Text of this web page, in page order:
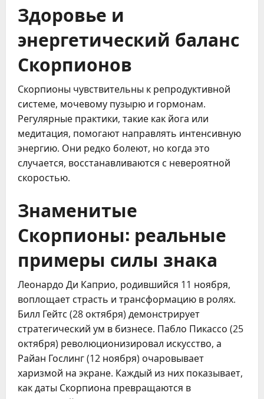
Здоровье и
энергетический баланс
Скорпионов
Скорпионы чувствительны к репродуктивной
системе, мочевому пузырю и гормонам.
Регулярные практики, такие как йога или
медитация, помогают направлять интенсивную
энергию. Они редко болеют, но когда это
случается, восстанавливаются с невероятной
скоростью.
Знаменитые
Скорпионы: реальные
примеры силы знака
Леонардо Ди Каприо, родившийся 11 ноября,
воплощает страсть и трансформацию в ролях.
Билл Гейтс (28 октября) демонстрирует
стратегический ум в бизнесе. Пабло Пикассо (25
октября) революционизировал искусство, а
Райан Гослинг (12 ноября) очаровывает
харизмой на экране. Каждый из них показывает,
как даты Скорпиона превращаются в